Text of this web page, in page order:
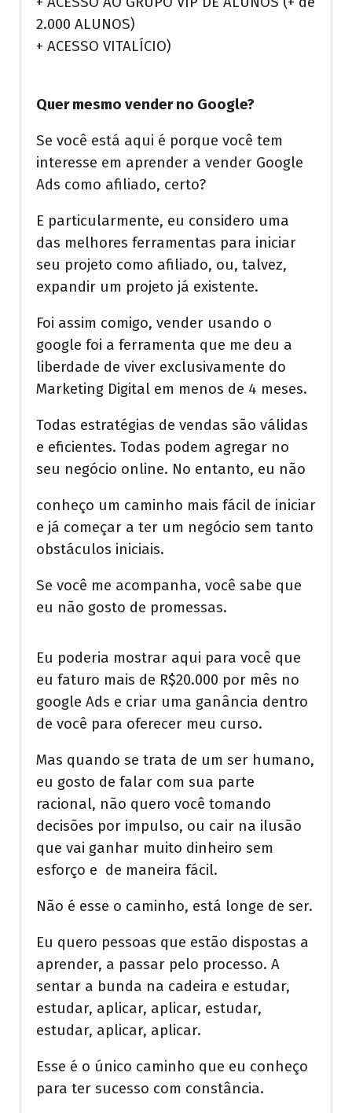
2.000 ALUNOS)
+ ACESSO VITALÍCIO)
Quer mesmo vender no Google?
Se você está aqui é porque você tem
interesse em aprender a vender Google
Ads como afiliado, certo?
E particularmente, eu considero uma
das melhores ferramentas para iniciar
seu projeto como afiliado, ou, talvez,
expandir um projeto já existente.
Foi assim comigo, vender usando o
google foi a ferramenta que me deu a
liberdade de viver exclusivamente do
Marketing Digital em menos de 4 meses.
Todas estratégias de vendas são válidas
e eficientes. Todas podem agregar no
seu negócio online. No entanto, eu não
conheço um caminho mais fácil de iniciar
e já começar a ter um negócio sem tanto
obstáculos iniciais.
Se você me acompanha, você sabe que
eu não gosto de promessas.
Eu poderia mostrar aqui para você que
eu faturo mais de R$20.000 por mês no
google Ads e criar uma ganância dentro
de você para oferecer meu curso.
Mas quando se trata de um ser humano,
eu gosto de falar com sua parte
racional, não quero você tomando
decisões por impulso, ou cair na ilusão
que vai ganhar muito dinheiro sem
esforço e de maneira fácil.
Não é esse o caminho, está longe de ser.
Eu quero pessoas que estão dispostas a
aprender, a passar pelo processo. A
sentar a bunda na cadeira e estudar,
estudar, aplicar, aplicar, estudar,
estudar, aplicar, aplicar.
Esse é o único caminho que eu conheço
para ter sucesso com constância.